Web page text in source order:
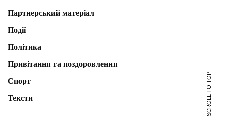
Партнерський матеріал
Події
Політика
Привітання та поздоровлення
Спорт
Тексти
SCROLL TO TOP